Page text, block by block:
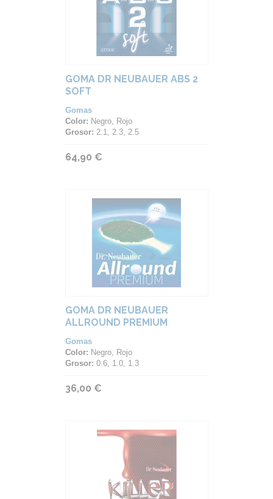
GOMA DR NEUBAUER ABS 2
SOFT
Gomas
Color: Negro, Rojo
Grosor: 2.1, 2.3, 2.5
64,90 €
GOMA DR NEUBAUER
ALLROUND PREMIUM
Gomas
Color: Negro, Rojo
Grosor: 0.6, 1.0, 1.3
36,00 €